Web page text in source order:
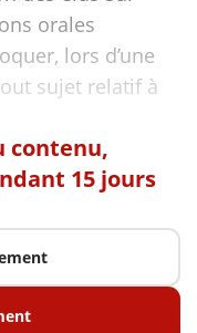
orales
lors d’une
sujet relatif à
contenu,
15 jours